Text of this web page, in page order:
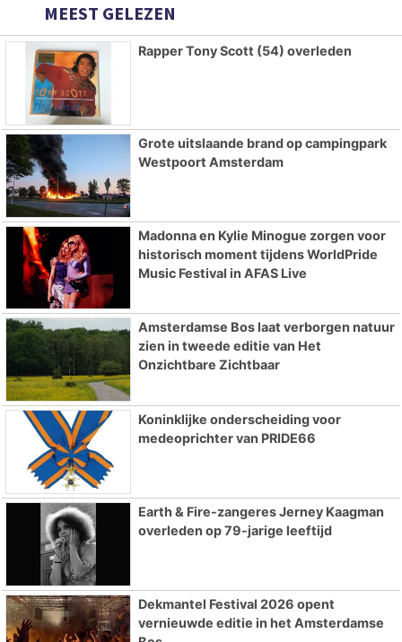
MEEST GELEZEN
Rapper Tony Scott (54) overleden
Grote uitslaande brand op campingpark
Westpoort Amsterdam
Madonna en Kylie Minogue zorgen voor
historisch moment tijdens WorldPride
Music Festival in AFAS Live
Amsterdamse Bos laat verborgen natuur
zien in tweede editie van Het
Onzichtbare Zichtbaar
Koninklijke onderscheiding voor
medeoprichter van PRIDE66
Earth & Fire-zangeres Jerney Kaagman
overleden op 79-jarige leeftijd
Dekmantel Festival 2026 opent
vernieuwde editie in het Amsterdamse